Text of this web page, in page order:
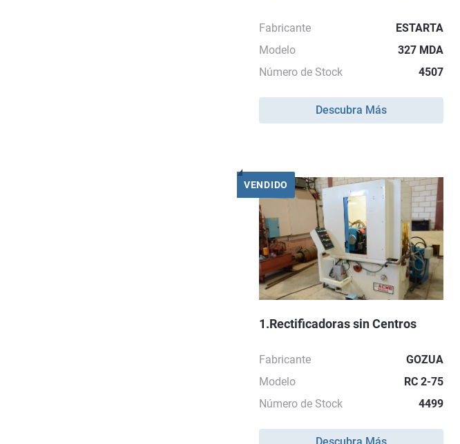
Fabricante
ESTARTA
Modelo
327 MDA
Número de Stock
4507
Descubra Más
VENDIDO
1.Rectificadoras sin Centros
Fabricante
GOZUA
Modelo
RC 2-75
Número de Stock
4499